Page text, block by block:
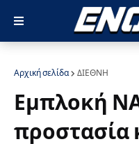
Αρχική σελίδα ΔΙΕΘΝΗ
Εμπλοκή
προστασία